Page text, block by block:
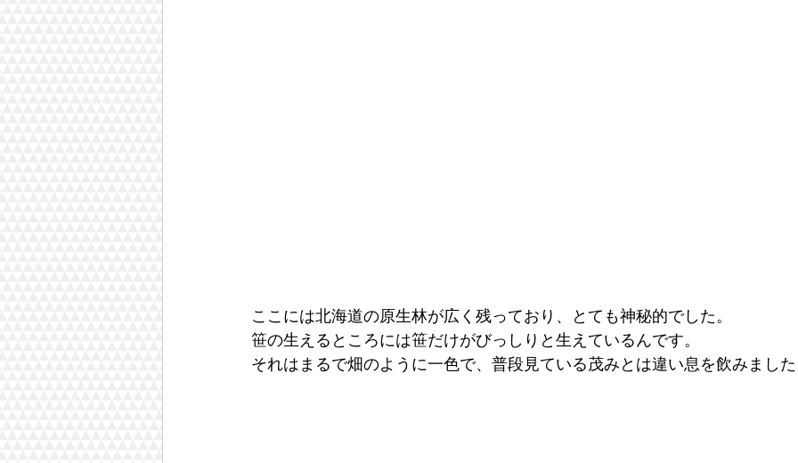
ここには北海道の原生林が広く残っており、とても神秘的でした。
笹の生えるところには笹だけがびっしりと生えているんです。
それはまるで畑のように一色で、普段見ている茂みとは違い息を飲みまし